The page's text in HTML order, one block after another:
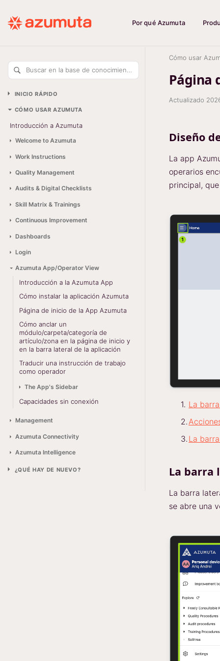
Por qué Azumuta
INICIO RÁPIDO
CÓMO USAR AZUMUTA
Introducción a Azumuta
Welcome to Azumuta
Work Instructions
Quality Management
Audits & Digital Checklists
Skill Matrix & Trainings
Continuous Improvement
Dashboards
Login
Azumuta App/Operator View
Introducción a la Azumuta App
Cómo instalar la aplicación Azumuta
Página de inicio de la App Azumuta
Cómo anclar un
módulo/carpeta/categoría de
artículo/zona en la página de inicio y
en la barra lateral de la aplicación
Traducir una instrucción de trabajo
como operador
The App's Sidebar
Capacidades sin conexión
Management
Azumuta Connectivity
Azumuta Intelligence
¿QUÉ HAY DE NUEVO?
Cómo usar
Página
Actualizado
Diseño
La app
operarios
principal,
La
La
La barra
La barra
se abre una